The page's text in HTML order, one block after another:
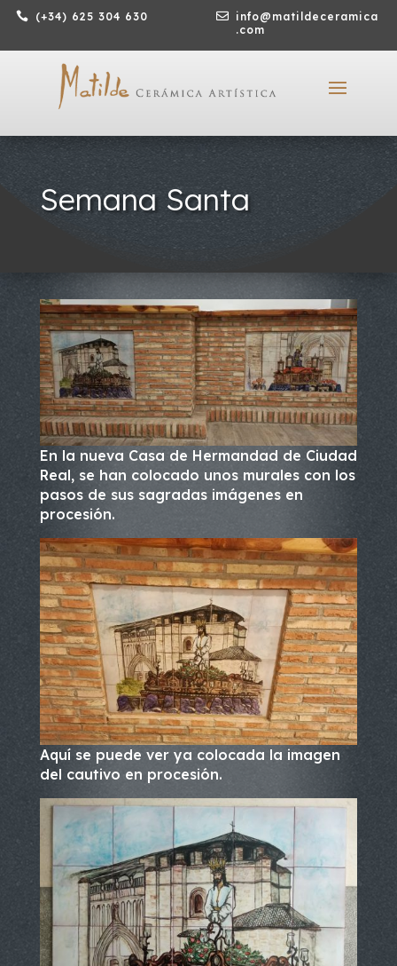
 (+34) 625 304 630 
info@matildeceramica
.com
Semana Santa
En la nueva Casa de Hermandad de Ciudad
Real, se han colocado unos murales con los
pasos de sus sagradas imágenes en
procesión.
Aquí se puede ver ya colocada la imagen
del cautivo en procesión.